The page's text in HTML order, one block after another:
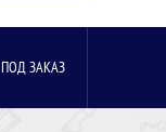
ПОД ЗАКАЗ